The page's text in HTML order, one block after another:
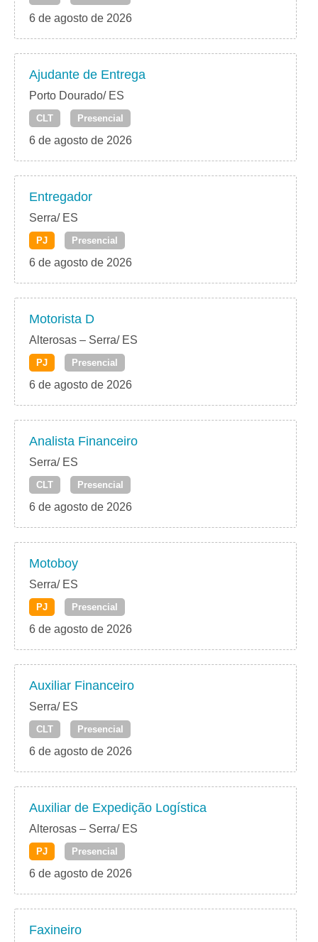
6 de agosto de 2026
Ajudante de Entrega
Porto Dourado/ ES
CLT Presencial
6 de agosto de 2026
Entregador
Serra/ ES
PJ Presencial
6 de agosto de 2026
Motorista D
Alterosas – Serra/ ES
PJ Presencial
6 de agosto de 2026
Analista Financeiro
Serra/ ES
CLT Presencial
6 de agosto de 2026
Motoboy
Serra/ ES
PJ Presencial
6 de agosto de 2026
Auxiliar Financeiro
Serra/ ES
CLT Presencial
6 de agosto de 2026
Auxiliar de Expedição Logística
Alterosas – Serra/ ES
PJ Presencial
6 de agosto de 2026
Faxineiro